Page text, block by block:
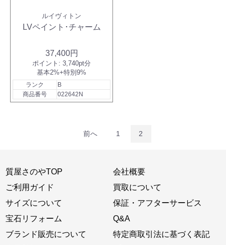
ルイヴィトン
LVペイント･チャーム
37,400円
ポイント: 3,740pt分
基本2%+特別9%
ランク
B
商品番号
022642N
前へ 1 2
質屋さのやTOP
ご利用ガイド
サイズについて
宝石リフォーム
ブランド販売について
会社概要
買取について
保証・アフターサービス
Q&A
特定商取引法に基づく表記